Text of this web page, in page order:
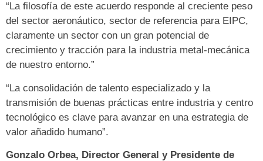
“La filosofía de este acuerdo responde al creciente peso
del sector aeronáutico, sector de referencia para EIPC,
claramente un sector con un gran potencial de
crecimiento y tracción para la industria metal-mecánica
de nuestro entorno.”
“La consolidación de talento especializado y la
transmisión de buenas prácticas entre industria y centro
tecnológico es clave para avanzar en una estrategia de
valor añadido humano”.
Gonzalo Orbea, Director General y Presidente de